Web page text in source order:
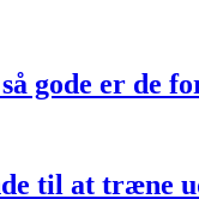
gode er de
til at træne